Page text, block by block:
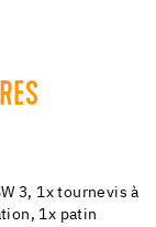
3, 1x tournevis à
1x patin